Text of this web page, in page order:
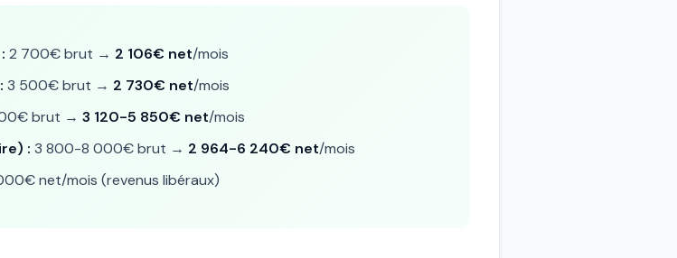
2 700€ brut → 2 106€ net/mois
3 500€ brut → 2 730€ net/mois
brut → 3 120-5 850€ net/mois
: 3 800-8 000€ brut → 2 964-6 240€ net/mois
net/mois (revenus libéraux)